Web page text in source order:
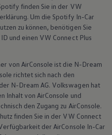
finden Sie in der VW
Um die Spotify In-Car
zu können, benötigen Sie
ID und einen VW ConnectPlus
von AirConsole ist die N-Dream
richtet sich nach den
N-Dream AG. Volkswagen hat
Inhalt von AirConsole und
den Zugang zu AirConsole.
finden Sie in der VW Connect
der AirConsole In-Car